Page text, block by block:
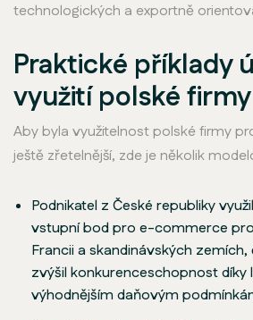
technologických a exportně
Praktické příklady
využití polské firmy
Aby byla využitelnost polské firmy
ještě zřetelnější, zde je několik
Podnikatel z České republiky
vstupní bod pro e-commerce
Francii a skandinávských
zvýšil konkurenceschopnost díky
výhodnějším daňovým